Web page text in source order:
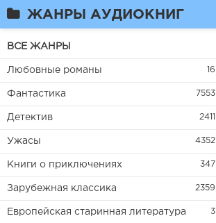
ЖАНРЫ АУДИОКНИГ
ВСЕ ЖАНРЫ
Любовные романы 16
Фантастика 7553
Детектив 2411
Ужасы 4352
Книги о приключениях 347
Зарубежная классика 2359
Европейская старинная литература 3